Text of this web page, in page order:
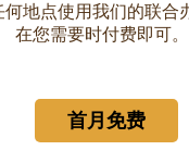
何地点使用我们的联合
在您需要时付费即可。
首月免费